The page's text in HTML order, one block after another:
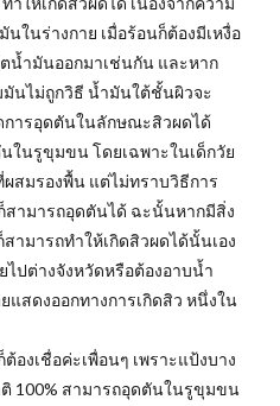
ในร่างกาย เมื่อร้อนก็ต้องมีเหงื่อ
น้ำมันออกมาเช่นกัน และหาก
นไม่ถูกวิธี น้ำมันใต้ชั้นผิวจะ
การอุดตันในลักษณะสิวผดได้
นในรูขุมขน โดยเฉพาะในเด็กวัย
สมรองพื้น แต่ไม่ทราบวิธีการ
สามารถอุดตันได้ ฉะนั้นหากมีสิ่ง
มารถทำให้เกิดสิวผดได้นั้นเอง
ปต่างจังหวัดหรือต้องอาบน้ำ
สดงออกทางการเกิดสิว หนึ่งใน
องเชื่อค่ะเพื่อนๆ เพราะแป้งบาง
100% สามารถอุดตันในรูขุมขน